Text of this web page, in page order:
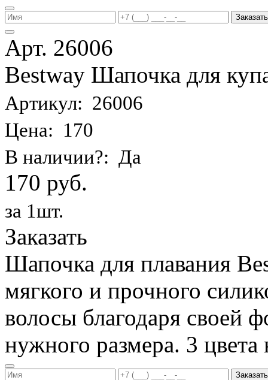
Заказать
Арт. 26006
Bestway Шапочка для
Артикул: 26006
Цена: 170
В наличии?: Да
170 руб.
за 1шт.
Заказать
Шапочка для плавания
мягкого и прочного
волосы благодаря своей
нужного размера. 3
Заказать